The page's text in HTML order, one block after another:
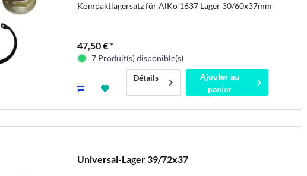
Kompaktlagersatz für AlKo 1637 Lager 30/60x37mm
47,50 € *
7 Produit(s) disponible(s)
Détails
Ajouter au
panier
Universal-Lager 39/72x37